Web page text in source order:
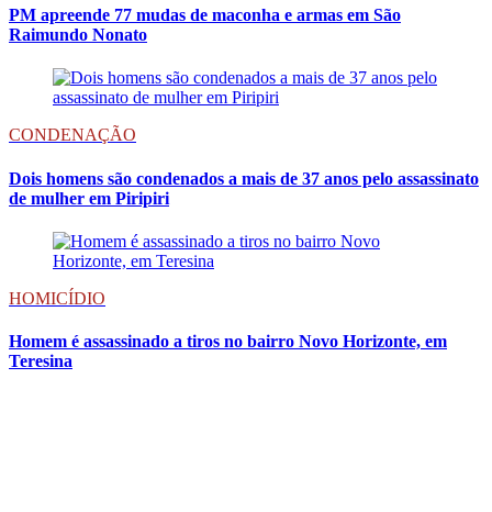
PM apreende 77 mudas de maconha e armas em São
Raimundo Nonato
CONDENAÇÃO
Dois homens são condenados a mais de 37 anos pelo assassinato
de mulher em Piripiri
HOMICÍDIO
Homem é assassinado a tiros no bairro Novo Horizonte, em
Teresina